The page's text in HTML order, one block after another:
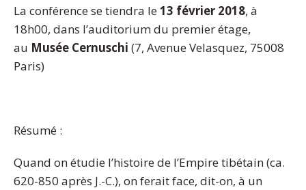
La conférence se tiendra le13 février 2018, à
18h00, dans l’auditorium du premier étage,
au Musée Cernuschi (7, Avenue Velasquez, 75008
Paris)
Résumé :
Quand on étudie l’histoire de l’Empire tibétain (ca.
620-850 après J.-C.), on ferait face, dit-on, à un